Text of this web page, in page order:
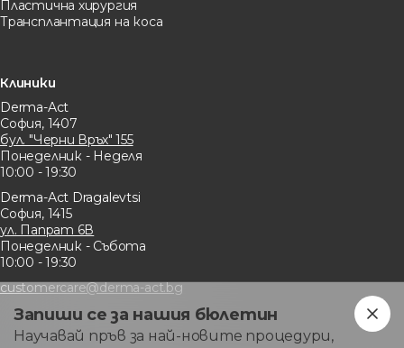
Пластична хирургия
Трансплантация на коса
Клиники
Derma-Act
София, 1407
бул. "Черни Връх" 155
Понеделник - Неделя
10:00 - 19:30
Derma-Act Dragalevtsi
София, 1415
ул. Папрат 6В
Понеделник - Събота
10:00 - 19:30
customercare@derma-act.bg
Запиши се за нашия бюлетин
Научавай пръв за най-новите процедури,